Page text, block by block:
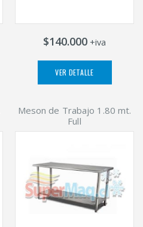
$140.000 +iva
VER DETALLE
Meson de Trabajo 1.80 mt.
Full